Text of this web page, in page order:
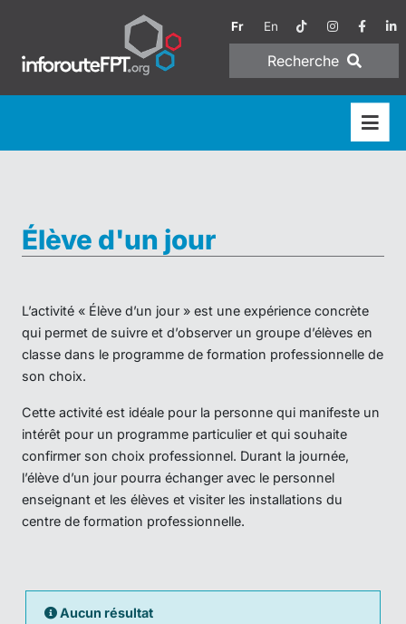
Fr En
Recherche
Élève d'un jour
L’activité « Élève d’un jour » est une expérience concrète
qui permet de suivre et d’observer un groupe d’élèves en
classe dans le programme de formation professionnelle de
son choix.
Cette activité est idéale pour la personne qui manifeste un
intérêt pour un programme particulier et qui souhaite
confirmer son choix professionnel. Durant la journée,
l’élève d’un jour pourra échanger avec le personnel
enseignant et les élèves et visiter les installations du
centre de formation professionnelle.
Aucun résultat